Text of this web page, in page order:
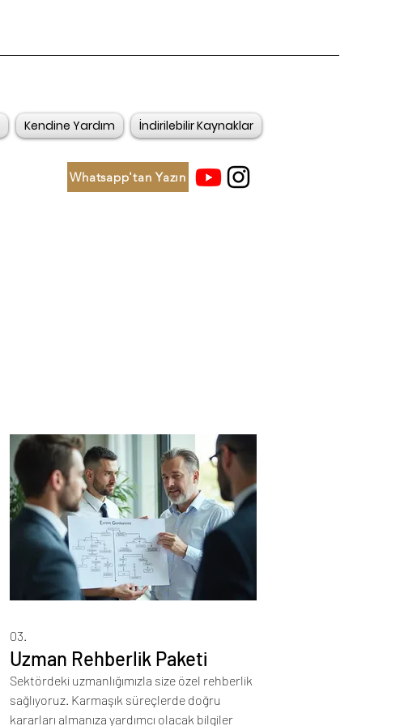
Kendine Yardım İndirilebilir Kaynaklar
Whatsapp'tan Yazın
03.
Uzman Rehberlik Paketi
Sektördeki uzmanlığımızla size özel rehberlik
sağlıyoruz. Karmaşık süreçlerde doğru
kararları almanıza yardımcı olacak bilgiler